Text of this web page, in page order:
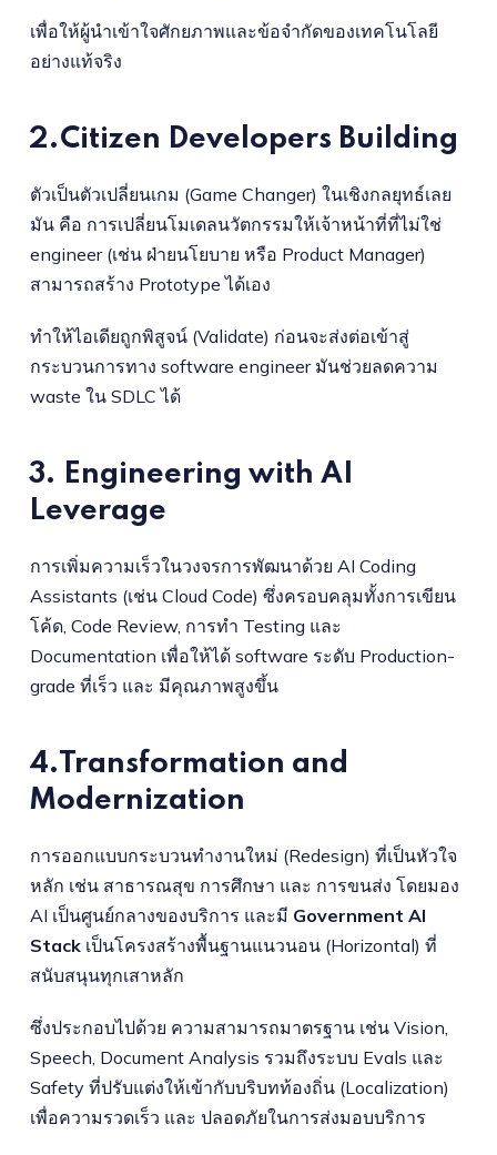
เพื่อให้ผู้นำเข้าใจศักยภาพและข้อจำกัดของเทคโนโลยี
อย่างแท้จริง
2.Citizen Developers Building
ตัวเป็นตัวเปลี่ยนเกม (Game Changer) ในเชิงกลยุทธ์เลย
มัน คือ การเปลี่ยนโมเดลนวัตกรรมให้เจ้าหน้าที่ที่ไม่ใช่
engineer (เช่น ฝ่ายนโยบาย หรือ Product Manager)
สามารถสร้าง Prototype ได้เอง
ทำให้ไอเดียถูกพิสูจน์ (Validate) ก่อนจะส่งต่อเข้าสู่
กระบวนการทาง software engineer มันช่วยลดความ
waste ใน SDLC ได้
3. Engineering with AI
Leverage
การเพิ่มความเร็วในวงจรการพัฒนาด้วย AI Coding
Assistants (เช่น Cloud Code) ซึ่งครอบคลุมทั้งการเขียน
โค้ด, Code Review, การทำ Testing และ
Documentation เพื่อให้ได้ software ระดับ Production-
grade ที่เร็ว และ มีคุณภาพสูงขึ้น
4.Transformation and
Modernization
การออกแบบกระบวนทำงานใหม่ (Redesign) ที่เป็นหัวใจ
หลัก เช่น สาธารณสุข การศึกษา และ การขนส่ง โดยมอง
AI เป็นศูนย์กลางของบริการ และมี Government AI
Stackเป็นโครงสร้างพื้นฐานแนวนอน (Horizontal) ที่
สนับสนุนทุกเสาหลัก
ซึ่งประกอบไปด้วย ความสามารถมาตรฐาน เช่น Vision,
Speech, Document Analysis รวมถึงระบบ Evals และ
Safety ที่ปรับแต่งให้เข้ากับบริบทท้องถิ่น (Localization)
เพื่อความรวดเร็ว และ ปลอดภัยในการส่งมอบบริการ